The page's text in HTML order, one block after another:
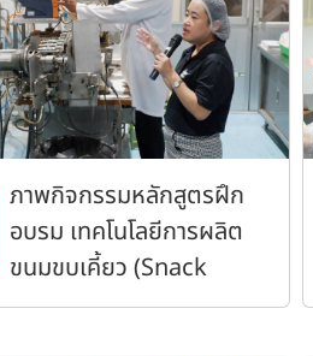
ภาพกิจกรรมหลักสูตรฝึก
อบรม เทคโนโลยีการผลิต
ขนมขบเคี้ยว (Snack
Food) และอาหารเช้าธัญ